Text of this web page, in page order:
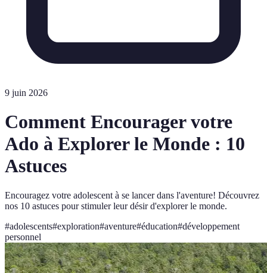
9 juin 2026
Comment Encourager votre
Ado à Explorer le Monde : 10
Astuces
Encouragez votre adolescent à se lancer dans l'aventure! Découvrez
nos 10 astuces pour stimuler leur désir d'explorer le monde.
#adolescents#exploration#aventure#éducation#développement
personnel